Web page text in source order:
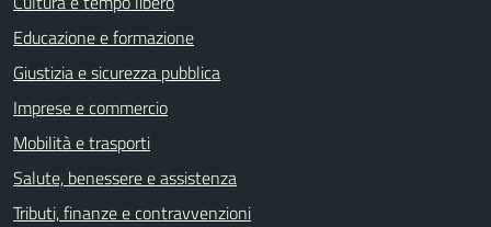
Educazione e formazione
Giustizia e sicurezza pubblica
Imprese e commercio
Mobilità e trasporti
Salute, benessere e assistenza
Tributi, finanze e contravvenzioni